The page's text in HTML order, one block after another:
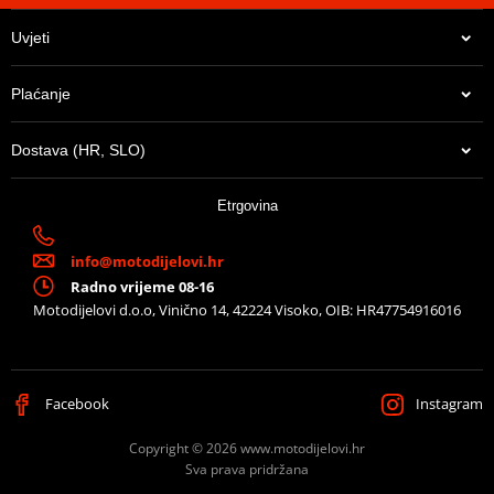
Na zalihi u centralnom skladištu. Dostava 8-10 dana.
Uvjeti
Plaćanje
Dostava (HR, SLO)
Etrgovina
info@motodijelovi.hr
Radno vrijeme 08-16
Motodijelovi d.o.o, Vinično 14, 42224 Visoko, OIB: HR47754916016
Facebook Instagram
Copyright © 2026 www.motodijelovi.hr
Sva prava pridržana